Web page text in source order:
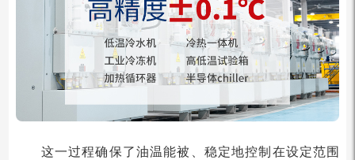
这一过程确保了油温能被、稳定地控制在设定范围